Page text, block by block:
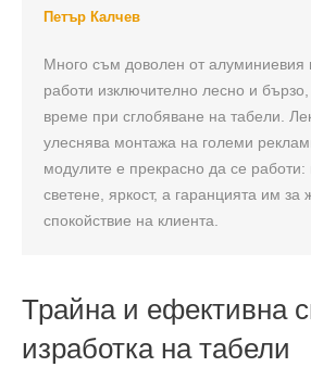
Петър Калчев
Много съм доволен от
работи изключително лесно и бързо,
време при сглобяване на табели.
улеснява монтажа на големи
модулите е прекрасно да се работи:
светене, яркост, а гаранцията им за
спокойствие на клиента.
Трайна и ефективна
изработка на табели